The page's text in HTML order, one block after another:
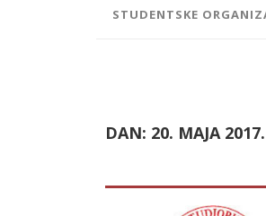
STUDENTSKE
DAN: 20. MAJA 2017.